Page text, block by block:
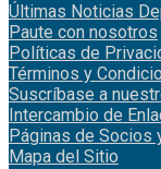
Últimas Noticias
Paute con nosotros
Políticas de
Términos y
Suscríbase a
Intercambio de
Páginas de Socios
Mapa del Sitio